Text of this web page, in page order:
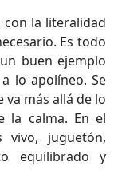
con la literalidad
Es todo
buen ejemplo
lo apolíneo. Se
más allá de lo
la calma. En el
juguetón,
equilibrado y